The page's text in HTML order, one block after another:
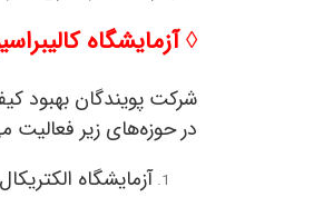
◊ آزمایشگاه
در حوزه‌های زیر فعالیت
آزمایشگاه الکتریکال